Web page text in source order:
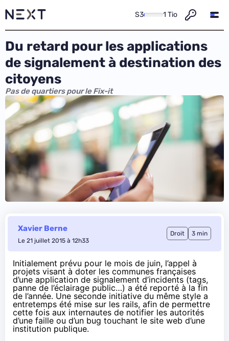
S3 1 Tio
Du retard pour les applications
de signalement à destination des
citoyens
Pas de quartiers pour le Fix-it
Xavier Berne
Le 21 juillet 2015 à 12h33
Droit 3 min
Initialement prévu pour le mois de juin, l’appel à
projets visant à doter les communes françaises
d’une application de signalement d’incidents (tags,
panne de l’éclairage public…) a été reporté à la fin
de l’année. Une seconde initiative du même style a
entretemps été mise sur les rails, afin de permettre
cette fois aux internautes de notifier les autorités
d’une faille ou d’un bug touchant le site web d’une
institution publique.